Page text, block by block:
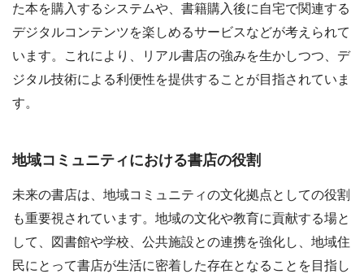
た本を購入するシステムや、書籍購入後に自宅で関連する
デジタルコンテンツを楽しめるサービスなどが考えられて
います。これにより、リアル書店の強みを生かしつつ、デ
ジタル技術による利便性を提供することが目指されていま
す。
地域コミュニティにおける書店の役割
未来の書店は、地域コミュニティの文化拠点としての役割
も重要視されています。地域の文化や教育に貢献する場と
して、図書館や学校、公共施設との連携を強化し、地域住
民にとって書店が生活に密着した存在となることを目指し